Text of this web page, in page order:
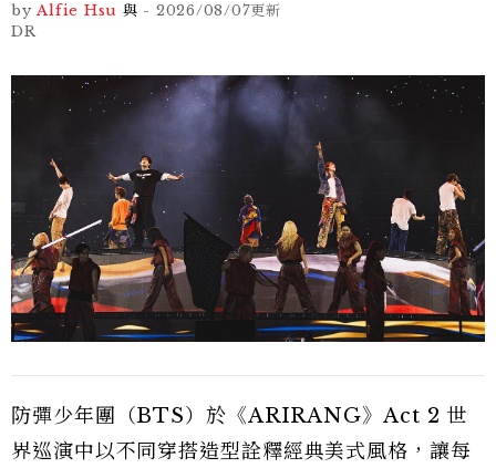
by Alfie Hsu 與 - 2026/08/07更新
DR
防彈少年團（BTS）於《ARIRANG》Act 2 世
界巡演中以不同穿搭造型詮釋經典美式風格，讓每